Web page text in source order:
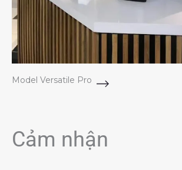
Model Versatile Pro
Cảm nhận